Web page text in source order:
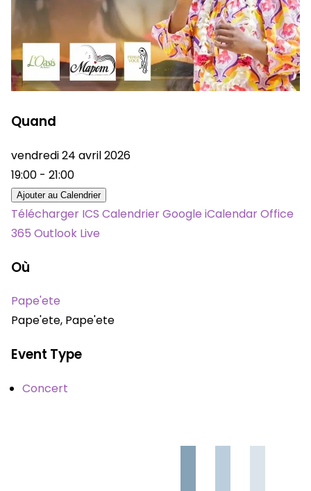
Quand
vendredi 24 avril 2026
19:00 - 21:00
Ajouter au Calendrier
Télécharger ICS Calendrier Google iCalendarOffice
365 Outlook Live
Où
Pape'ete
Pape'ete, Pape'ete
Event Type
Concert